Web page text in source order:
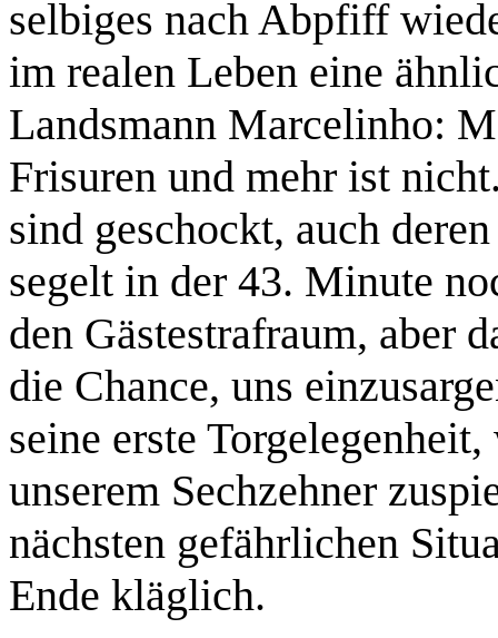
selbiges nach Abpfiff
im realen Leben eine
Landsmann Marcelinho:
Frisuren und mehr ist
sind geschockt, auch
segelt in der 43. Minute
den Gästestrafraum, aber
die Chance, uns
seine erste
unserem Sechzehner
nächsten gefährlichen
Ende kläglich.